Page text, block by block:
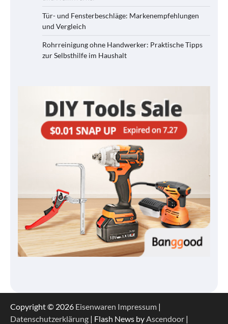
Tür- und Fensterbeschläge: Markenempfehlungen
und Vergleich
Rohrreinigung ohne Handwerker: Praktische Tipps
zur Selbsthilfe im Haushalt
Copyright © 2026 Eisenwaren Impressum |
Datenschutzerklärung | Flash News byAscendoor |